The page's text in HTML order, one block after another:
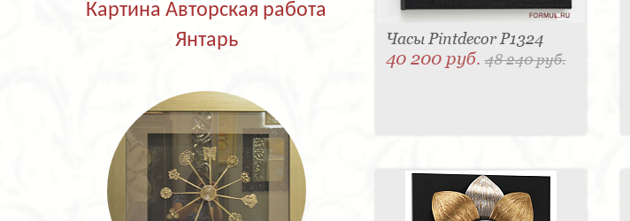
Картина Авторская работа
Янтарь
Часы Pintdecor P1324
40 200 руб.48 240 руб.